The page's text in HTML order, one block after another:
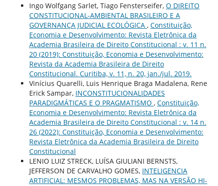
Ingo Wolfgang Sarlet, Tiago Fensterseifer, O DIREITO
CONSTITUCIONAL-AMBIENTAL BRASILEIRO E A
GOVERNANÇA JUDICIAL ECOLÓGICA , Constituição,
Economia e Desenvolvimento: Revista Eletrônica da
Academia Brasileira de Direito Constitucional : v. 11 n.
20 (2019): Constituição, Economia e Desenvolvimento:
Revista da Academia Brasileira de Direito
Constitucional. Curitiba, v. 11, n. 20, jan./jul. 2019.
Vinícius Quarelli, Luis Henrique Braga Madalena, Rene
Erick Sampar, INCONSTITUCIONALIDADES
PARADIGMÁTICAS E O PRAGMATISMO , Constituição,
Economia e Desenvolvimento: Revista Eletrônica da
Academia Brasileira de Direito Constitucional : v. 14 n.
26 (2022): Constituição, Economia e Desenvolvimento:
Revista Eletrônica da Academia Brasileira de Direito
Constitucional
LENIO LUIZ STRECK, LUÍSA GIULIANI BERNSTS,
JEFFERSON DE CARVALHO GOMES, INTELIGENCIA
ARTIFICIAL: MESMOS PROBLEMAS, MAS NA VERSÃO HI-